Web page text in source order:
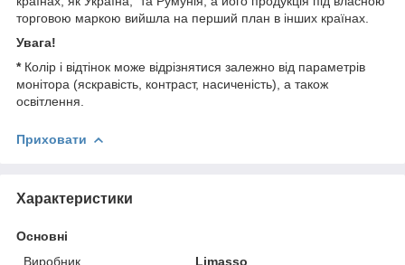
торговою маркою вийшла на перший план в інших країнах.
Увага!
* Колір і відтінок може відрізнятися залежно від параметрів
монітора (яскравість, контраст, насиченість), а також
освітлення.
Приховати
Характеристики
Основні
Виробник
Limasso